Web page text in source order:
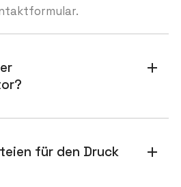
add
für den Druck
add